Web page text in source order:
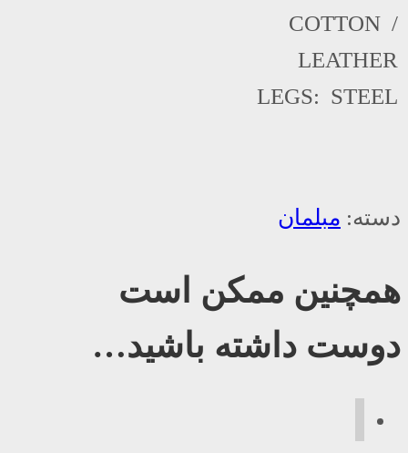
COTTON /
LEATHER
LEGS: STEEL
دسته: مبلمان
همچنین ممکن است
دوست داشته باشید…